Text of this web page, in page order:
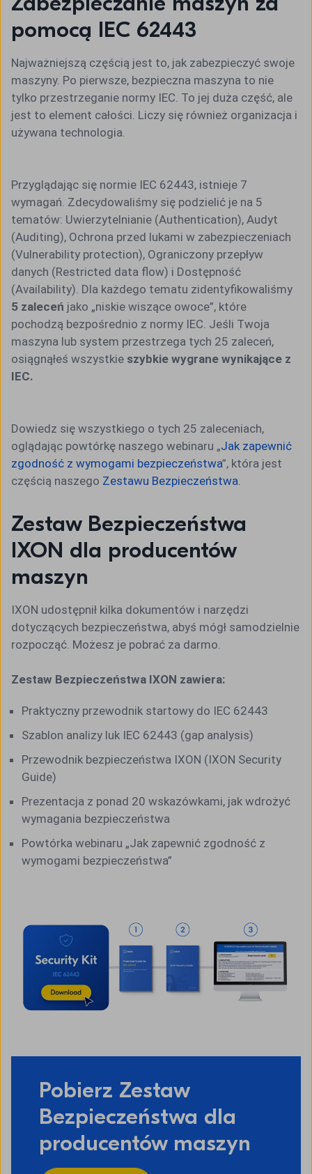
pomocą IEC 62443
Najważniejszą częścią jest to, jak zabezpieczyć swoje
maszyny. Po pierwsze, bezpieczna maszyna to nie
tylko przestrzeganie normy IEC. To jej duża część, ale
jest to element całości. Liczy się również organizacja i
używana technologia.
Przyglądając się normie IEC 62443, istnieje 7
wymagań. Zdecydowaliśmy się podzielić je na 5
tematów: Uwierzytelnianie (Authentication), Audyt
(Auditing), Ochrona przed lukami w zabezpieczeniach
(Vulnerability protection), Ograniczony przepływ
danych (Restricted data flow) i Dostępność
(Availability). Dla każdego tematu zidentyfikowaliśmy
5 zaleceń jako „niskie wiszące owoce”, które
pochodzą bezpośrednio z normy IEC. Jeśli Twoja
maszyna lub system przestrzega tych 25 zaleceń,
osiągnąłeś wszystkie szybkie wygrane wynikające z
IEC.
Dowiedz się wszystkiego o tych 25 zaleceniach,
oglądając powtórkę naszego webinaru „Jak zapewnić
zgodność z wymogami bezpieczeństwa”, która jest
częścią naszego Zestawu Bezpieczeństwa.
Zestaw Bezpieczeństwa
IXON dla producentów
maszyn
IXON udostępnił kilka dokumentów i narzędzi
dotyczących bezpieczeństwa, abyś mógł samodzielnie
rozpocząć. Możesz je pobrać za darmo.
Zestaw Bezpieczeństwa IXON zawiera:
Praktyczny przewodnik startowy do IEC 62443
Szablon analizy luk IEC 62443 (gap analysis)
Przewodnik bezpieczeństwa IXON (IXON Security
Guide)
Prezentacja z ponad 20 wskazówkami, jak wdrożyć
wymagania bezpieczeństwa
Powtórka webinaru „Jak zapewnić zgodność z
wymogami bezpieczeństwa”
Pobierz Zestaw
Bezpieczeństwa dla
producentów maszyn